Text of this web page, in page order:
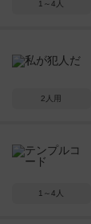
1～4人
2人用
1～4人